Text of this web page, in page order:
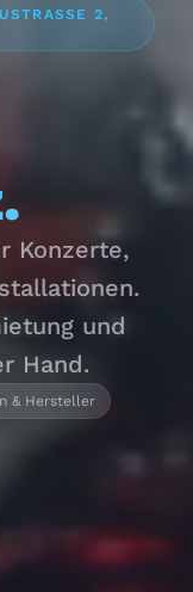
2,
Konzerte,
und
Hand.
& Hersteller